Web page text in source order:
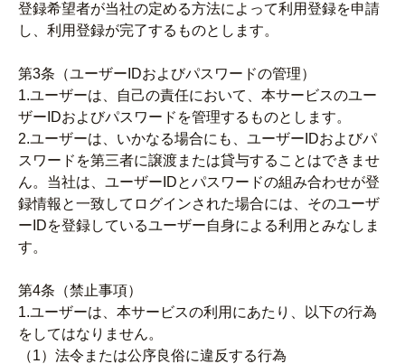
登録希望者が当社の定める方法によって利用登録を申請
し、利用登録が完了するものとします。
第3条（ユーザーIDおよびパスワードの管理）
1.ユーザーは、自己の責任において、本サービスのユー
ザーIDおよびパスワードを管理するものとします。
2.ユーザーは、いかなる場合にも、ユーザーIDおよびパ
スワードを第三者に譲渡または貸与することはできませ
ん。当社は、ユーザーIDとパスワードの組み合わせが登
録情報と一致してログインされた場合には、そのユーザ
ーIDを登録しているユーザー自身による利用とみなしま
す。
第4条（禁止事項）
1.ユーザーは、本サービスの利用にあたり、以下の行為
をしてはなりません。
（1）法令または公序良俗に違反する行為